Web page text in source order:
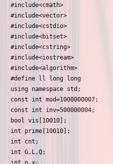
#include<cmath>
#include<vector>
#include<cstdio>
#include<bitset>
#include<cstring>
#include<iostream>
#include<algorithm>
#define ll long long
using namespace std;
const int mod=1000000007;
const int inv=500000004;
bool vis[10010];
int prime[10010];
int cnt;
int G,L,Q;